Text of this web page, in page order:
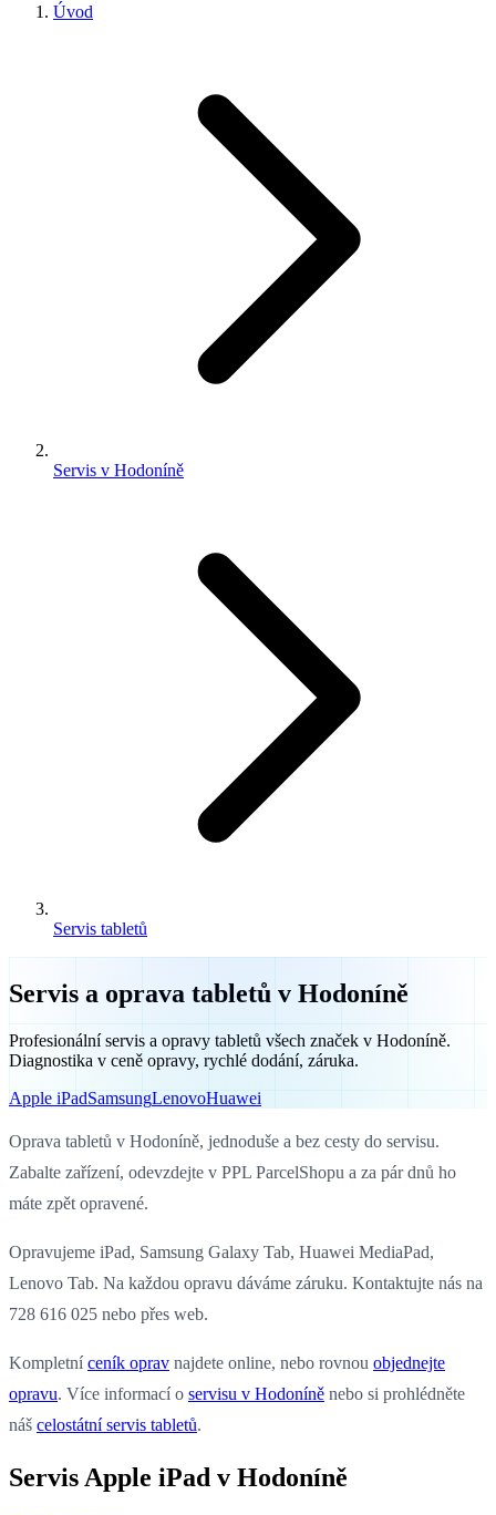
Úvod
Servis v Hodoníně
Servis tabletů
Servis a oprava tabletů v Hodoníně
Profesionální servis a opravy tabletů všech značek v Hodoníně.
Diagnostika v ceně opravy, rychlé dodání, záruka.
Apple iPadSamsungLenovoHuawei
Oprava tabletů v Hodoníně, jednoduše a bez cesty do servisu.
Zabalte zařízení, odevzdejte v PPL ParcelShopu a za pár dnů ho
máte zpět opravené.
Opravujeme iPad, Samsung Galaxy Tab, Huawei MediaPad,
Lenovo Tab. Na každou opravu dáváme záruku. Kontaktujte nás na
728 616 025 nebo přes web.
Kompletníceník oprav najdete online, nebo rovnou objednejte
opravu. Více informací o servisu v Hodoníně nebo si prohlédněte
náš celostátní servis tabletů.
Servis Apple iPad v Hodoníně